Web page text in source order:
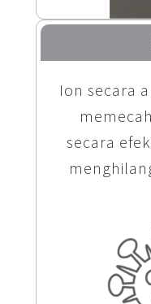
Ion secara
secara